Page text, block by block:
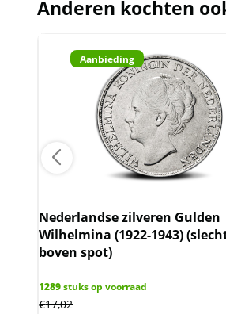
Wij hebben zo’n 800 slabs op
weten over deze circa 800
stuur dan een e-mail naar
Dit product wordt onder de
houdt in dat wij btw afdragen
behalen op dit product. De
niet op de factuur vermeld
Anderen kochten
Aanbieding
Nederlandse zilveren Gulden
Wilhelmina (1922-1943)
boven spot)
1289stuks op voorraad
€17,02